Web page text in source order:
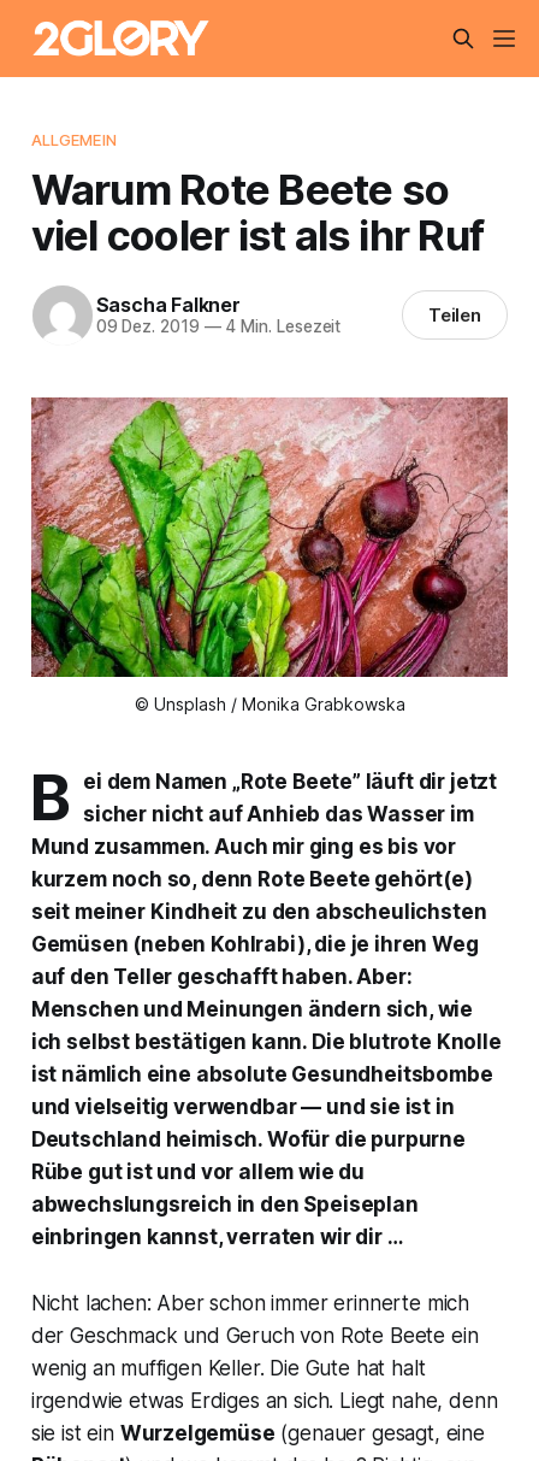
ALLGEMEIN
Warum Rote Beete so
viel cooler ist als ihr Ruf
Sascha Falkner
09 Dez. 2019 —4 Min. Lesezeit Teilen
© Unsplash / Monika Grabkowska
B
ei dem Namen „Rote Beete” läuft dir jetzt
sicher nicht auf Anhieb das Wasser im
Mund zusammen. Auch mir ging es bis vor
kurzem noch so, denn Rote Beete gehört(e)
seit meiner Kindheit zu den abscheulichsten
Gemüsen (neben Kohlrabi), die je ihren Weg
auf den Teller geschafft haben. Aber:
Menschen und Meinungen ändern sich, wie
ich selbst bestätigen kann. Die blutrote Knolle
ist nämlich eine absolute Gesundheitsbombe
und vielseitig verwendbar — und sie ist in
Deutschland heimisch. Wofür die purpurne
Rübe gut ist und vor allem wie du
abwechslungsreich in den Speiseplan
einbringen kannst, verraten wir dir …
Nicht lachen: Aber schon immer erinnerte mich
der Geschmack und Geruch von Rote Beete ein
wenig an muffigen Keller. Die Gute hat halt
irgendwie etwas Erdiges an sich. Liegt nahe, denn
sie ist ein Wurzelgemüse (genauer gesagt, eine